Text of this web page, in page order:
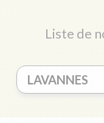
Liste de